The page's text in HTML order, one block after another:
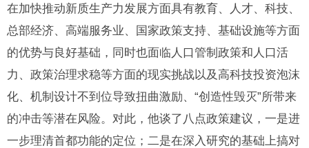
在加快推动新质生产力发展方面具有教育、人才、科技、
总部经济、高端服务业、国家政策支持、基础设施等方面
的优势与良好基础，同时也面临人口管制政策和人口活
力、政策治理求稳等方面的现实挑战以及高科技投资泡沫
化、机制设计不到位导致扭曲激励、“创造性毁灭”所带来
的冲击等潜在风险。对此，他谈了八点政策建议，一是进
一步理清首都功能的定位；二是在深入研究的基础上搞对